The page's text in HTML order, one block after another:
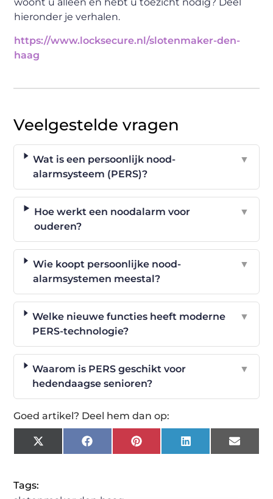
hieronder je verhalen.
https://www.locksecure.nl/slotenmaker-den-
haag
Veelgestelde vragen
Wat is een persoonlijk nood-
alarmsysteem (PERS)?
▼
Hoe werkt een noodalarm voor
ouderen?
▼
Wie koopt persoonlijke nood-
alarmsystemen meestal?
▼
Welke nieuwe functies heeft moderne
PERS-technologie?
▼
Waarom is PERS geschikt voor
hedendaagse senioren?
▼
Goed artikel? Deel hem dan op:
X
(Twitter)
FacebookPinterestLinkedIn Email
Tags: